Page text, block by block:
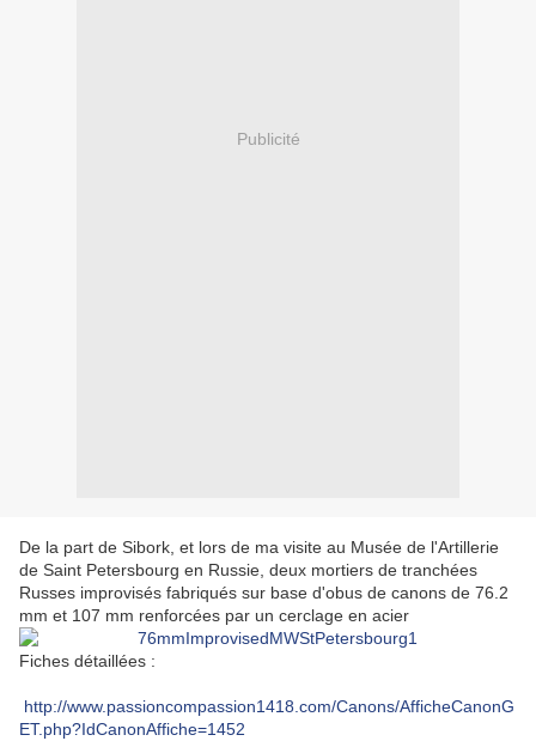
Publicité
De la part de Sibork, et lors de ma visite au Musée de l'Artillerie
de Saint Petersbourg en Russie, deux mortiers de tranchées
Russes improvisés fabriqués sur base d'obus de canons de 76.2
mm et 107 mm renforcées par un cerclage en acier
Fiches détaillées :
http://www.passioncompassion1418.com/Canons/AfficheCanonG
ET.php?IdCanonAffiche=1452